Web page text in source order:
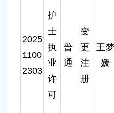
2025
1100
2303
护
士
执
业
许
可
普
通
变
更
注
册
王梦
媛